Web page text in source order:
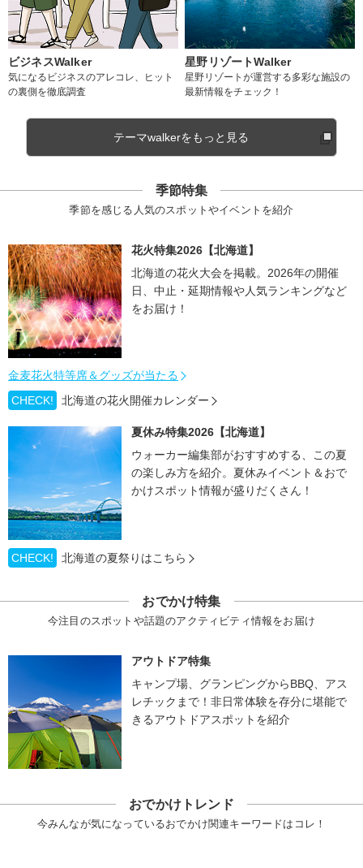
ビジネスWalker
気になるビジネスのアレコレ、ヒット
の裏側を徹底調査
星野リゾートWalker
星野リゾートが運営する多彩な施設の
最新情報をチェック！
テーマwalkerをもっと見る
季節特集
季節を感じる人気のスポットやイベントを紹介
花火特集2026【北海道】
北海道の花火大会を掲載。2026年の開催
日、中止・延期情報や人気ランキングなど
をお届け！
金麦花火特等席＆グッズが当たる
CHECK!
北海道の花火開催カレンダー
夏休み特集2026【北海道】
ウォーカー編集部がおすすめする、この夏
の楽しみ方を紹介。夏休みイベント＆おで
かけスポット情報が盛りだくさん！
CHECK! 北海道の夏祭りはこちら
おでかけ特集
今注目のスポットや話題のアクティビティ情報をお届け
アウトドア特集
キャンプ場、グランピングからBBQ、アス
レチックまで！非日常体験を存分に堪能で
きるアウトドアスポットを紹介
おでかけトレンド
今みんなが気になっているおでかけ関連キーワードはコレ！